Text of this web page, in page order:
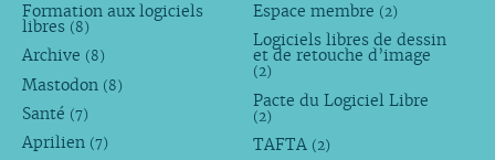
Formation aux logiciels
libres (8)
Archive (8)
Mastodon (8)
Santé (7)
Aprilien (7)
Espace membre (2)
Logiciels libres de dessin
et de retouche d’image
(2)
Pacte du Logiciel Libre
(2)
TAFTA (2)